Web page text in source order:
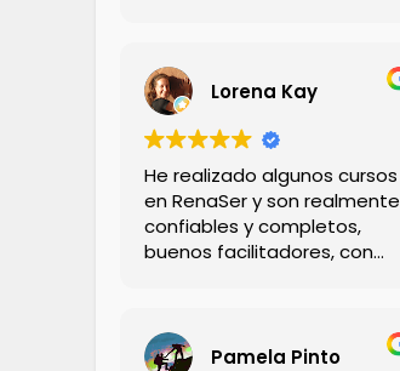
Lorena Kay
He realizado algunos cursos
en RenaSer y son realmente
confiables y completos,
buenos facilitadores, con
Pamela Pinto